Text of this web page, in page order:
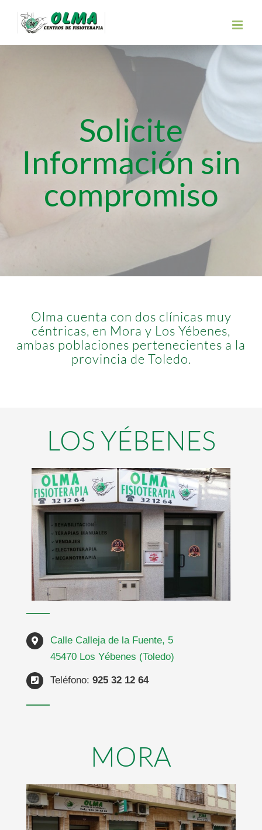
Solicite
Información sin
compromiso
Olma cuenta con dos clínicas muy
céntricas, en Mora y Los Yébenes,
ambas poblaciones pertenecientes a la
provincia de Toledo.
LOS YÉBENES
Calle Calleja de la Fuente, 5
45470 Los Yébenes (Toledo)
Teléfono: 925 32 12 64
MORA